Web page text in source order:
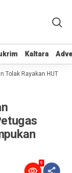
Kaltara
Kaltara
Rayakan HUT RI 81
9